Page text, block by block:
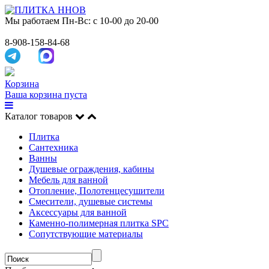
Мы работаем Пн-Вс: с 10-00 до 20-00
8-908-158-84-68
Корзина
Ваша корзина пуста
Каталог товаров
Плитка
Сантехника
Ванны
Душевые ограждения, кабины
Мебель для ванной
Отопление, Полотенцесушители
Смесители, душевые системы
Аксессуары для ванной
Каменно-полимерная плитка SPC
Сопутствующие материалы